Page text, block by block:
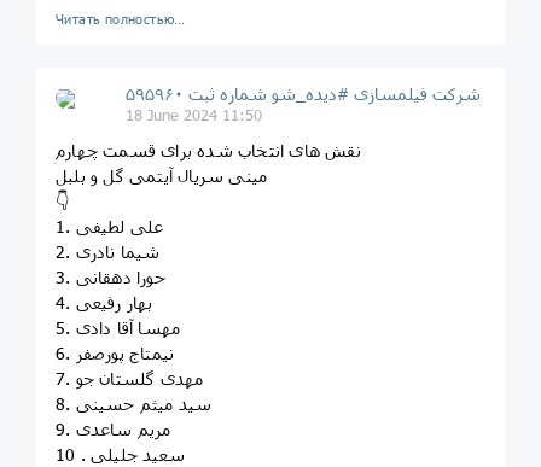
Читать полностью…
شرکت فیلمسازی #دیده_شو شماره ثبت ۵۹۵۹۶۰
18 June 2024 11:50
نقش های انتخاب شده برای قسمت چهارم
مینی سریال آیتمی گل و بلبل
👇
1. علی لطیفی
2. شیما نادری
3. حورا دهقانی
4. بهار رفیعی
5. مهسا آقا دادی
6. نیمتاج پورصفر
7. مهدی گلستان جو
8. سید میثم حسینی
9. مریم ساعدی
10 . سعید جلیلی